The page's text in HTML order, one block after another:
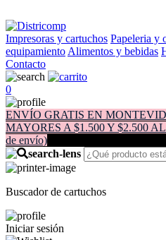
Impresoras y cartuchos Papeleria y
equipamiento Alimentos y bebidas
Contacto
0
ENVÍO GRATIS EN
MAYORES A $1.500 Y $2.500
de envío)
Buscador de cartuchos
Iniciar sesión